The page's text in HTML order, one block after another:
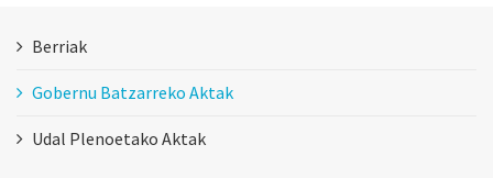
Berriak
Gobernu Batzarreko Aktak
Udal Plenoetako Aktak